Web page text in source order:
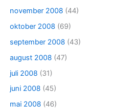
november 2008 (44)
oktober 2008 (69)
september 2008 (43)
august 2008 (47)
juli 2008 (31)
juni 2008 (45)
mai 2008 (46)